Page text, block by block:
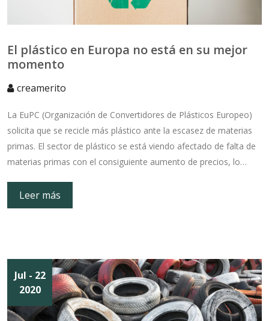
El plástico en Europa no está en su mejor
momento
creamerito
La EuPC (Organización de Convertidores de Plásticos Europeo)
solicita que se recicle más plástico ante la escasez de materias
primas. El sector de plástico se está viendo afectado de falta de
materias primas con el consiguiente aumento de precios, lo…
Leer más
Jul - 22
2020